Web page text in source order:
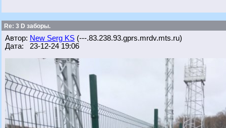
Re: 3 D заборы.
Автор: New Serg KS (---.83.238.93.gprs.mrdv.mts.ru)
Дата: 23-12-24 19:06